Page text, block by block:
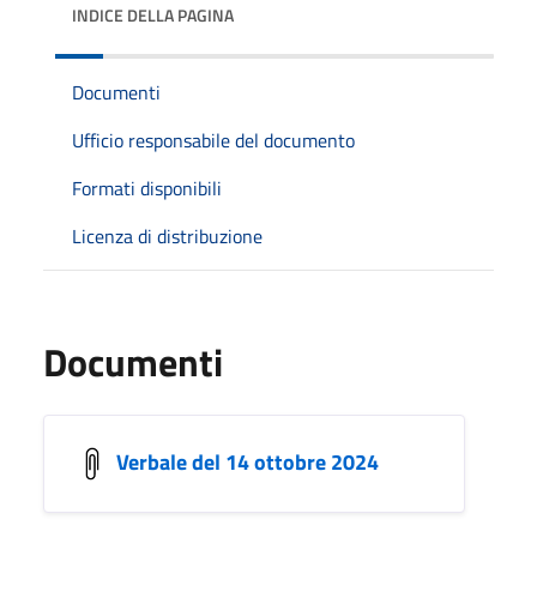
INDICE DELLA PAGINA
Documenti
Ufficio responsabile del documento
Formati disponibili
Licenza di distribuzione
Documenti
Verbale del 14 ottobre 2024